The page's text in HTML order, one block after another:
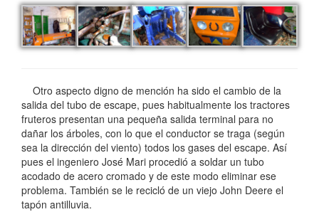
Otro aspecto digno de mención ha sido el cambio de la
salida del tubo de escape, pues habitualmente los tractores
fruteros presentan una pequeña salida terminal para no
dañar los árboles, con lo que el conductor se traga (según
sea la dirección del viento) todos los gases del escape. Así
pues el ingeniero José Mari procedió a soldar un tubo
acodado de acero cromado y de este modo eliminar ese
problema. También se le recicló de un viejo John Deere el
tapón antilluvia.